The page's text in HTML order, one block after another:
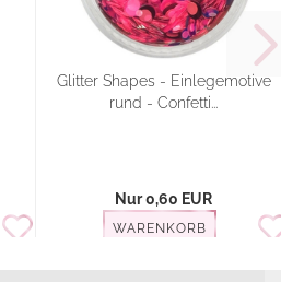
Glitter Shapes - Einlegemotive
rund - Confetti...
Nur 0,60 EUR
WARENKORB